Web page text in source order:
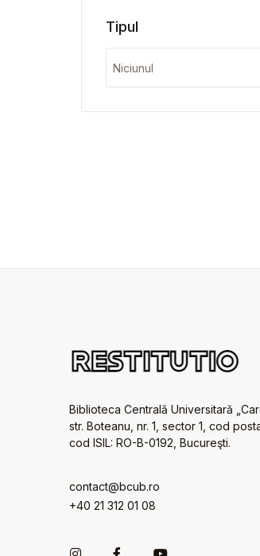
Tipul
Biblioteca Centrală Universitară
str. Boteanu, nr. 1, sector 1, cod
cod ISIL: RO-B-0192, Bucureşti.
contact@bcub.ro
+40 21 312 01 08